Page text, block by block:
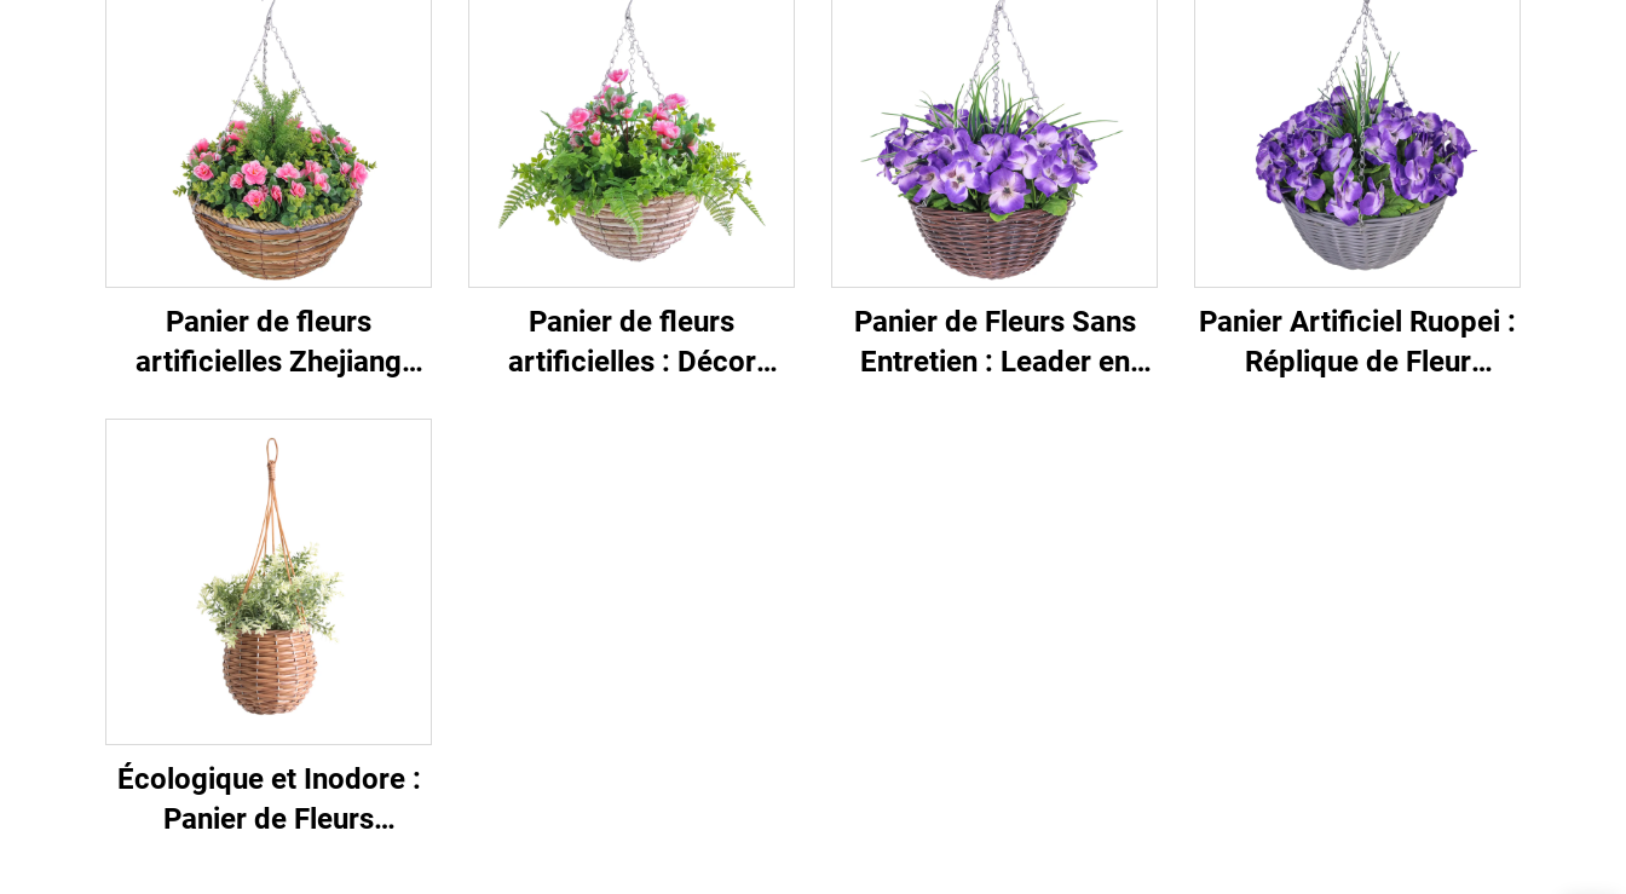
Panier de fleurs
artificielles Zhejiang
entretien minimal
Panier de fleurs
artificielles : Décor
Panier de Fleurs Sans
Entretien : Leader en
Panier Artificiel Ruopei :
Réplique de Fleur
Écologique et Inodore :
Panier de Fleurs